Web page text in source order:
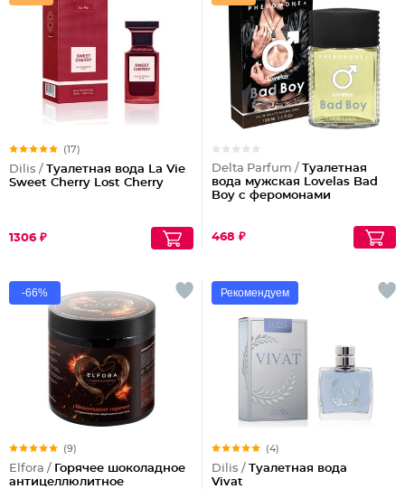
(17)
Dilis / Туалетная вода La Vie
Sweet Cherry Lost Cherry
1306 ₽
Delta Parfum / Туалетная
вода мужская Lovelas Bad
Boy с феромонами
468 ₽
-66%
(9)
Elfora / Горячее шоколадное
антицеллюлитное
Рекомендуем
(4)
Dilis / Туалетная вода
Vivat